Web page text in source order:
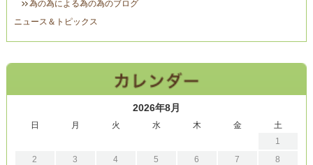
為の為による為の為のブログ
ニュース＆トピックス
2026年8月
日 月 火 水 木 金
土
1
2
3 4 5 6 7
8